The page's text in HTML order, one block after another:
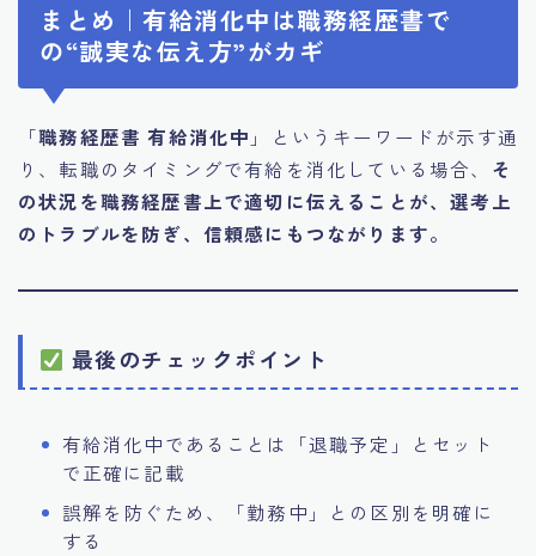
まとめ｜有給消化中は職務経歴書で
の“誠実な伝え方”がカギ
「職務経歴書 有給消化中 」というキーワードが示す通
り、転職のタイミングで有給を消化している場合、 そ
の状況を職務経歴書上で適切に伝えることが、選考上
のトラブルを防ぎ、信頼感にもつながります。
最後のチェックポイント
有給消化中であることは「退職予定」とセット
で正確に記載
誤解を防ぐため、「勤務中」との区別を明確に
する